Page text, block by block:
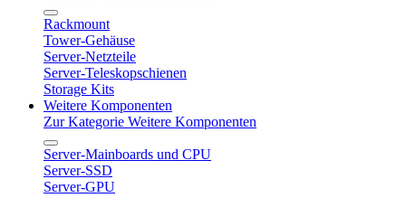
Rackmount
Tower-Gehäuse
Server-Netzteile
Server-Teleskopschienen
Storage Kits
Weitere Komponenten
Zur Kategorie Weitere Komponenten
Server-Mainboards und CPU
Server-SSD
Server-GPU